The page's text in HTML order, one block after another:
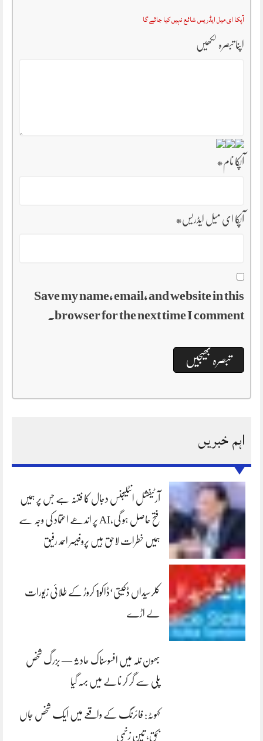
آپکا ای میل ایڈریس شائع نہیں کیا جائے گا
اپنا تبصرہ لکھیں
آپکا نام*
آپکا ای میل ایڈریس*
Save my name, email, and website in this
browser for the next time I comment.
اہم خبریں
آرٹیفشل انٹلیجنس دجال کا فتنہ ہے جس پر ہمیں
فتح حاصل ہو گی،AI پر اندھے اعتماد کی وجہ سے
ہمیں خطرات لاحق ہیں پروفیسر احمد رفیق
کلرسیداں ڈکیتی‘ڈاکو1 کروڑ کے طلائی زیورات
لے اڑے
بھون نلہ میں افسوسناک حادثہ — بزرگ شخص
پلی سے گر کر نالے میں بہہ گیا
کہوٹہ: فائرنگ کے واقعے میں ایک شخص جاں
بحق، تین زخمی